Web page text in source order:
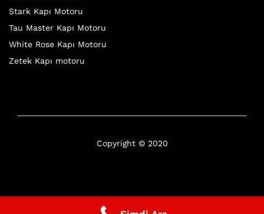
Stark Kapı Motoru
Tau Master Kapı Motoru
White Rose Kapı Motoru
Zetek Kapı motoru
Copyright © 2020